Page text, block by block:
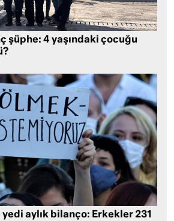
şüphe: 4 yaşındaki çocuğu
aylık bilanço: Erkekler 231